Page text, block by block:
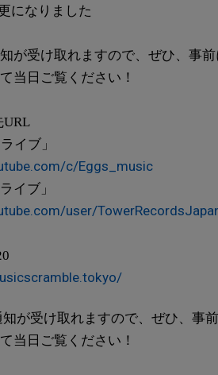
になりました
が受け取れますので、ぜひ、事
当日ご覧ください！
URL
イブ」
c/Eggs_music
イブ」
user/
が受け取れますので、ぜひ、事
当日ご覧ください！